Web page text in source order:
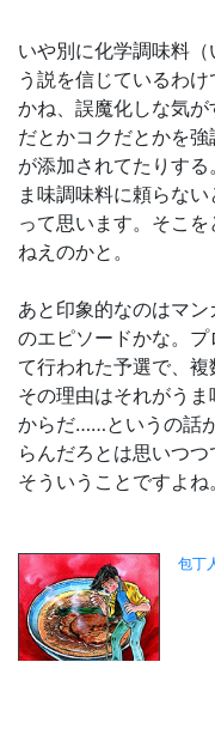
いや別に化学調味料
う説を信じているわ
かね、誤魔化しな気
だとかコクだとかを
が添加されてたりす
ま味調味料に頼らな
って思います。そこ
ねえのかと。
あと印象的なのはマ
のエピソードかな。
て行われた予選で、複
その理由はそれがう
からだ……というの話
らんだろとは思いつ
そういうことですよね